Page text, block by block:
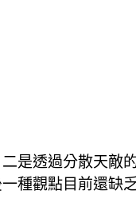
是透過分散天敵
種觀點目前還缺